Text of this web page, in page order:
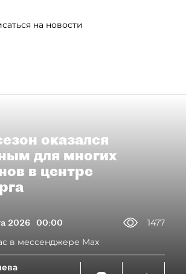
на новости
оказался
для многих
в центре
2026 00:00
1477
в мессенджере Max